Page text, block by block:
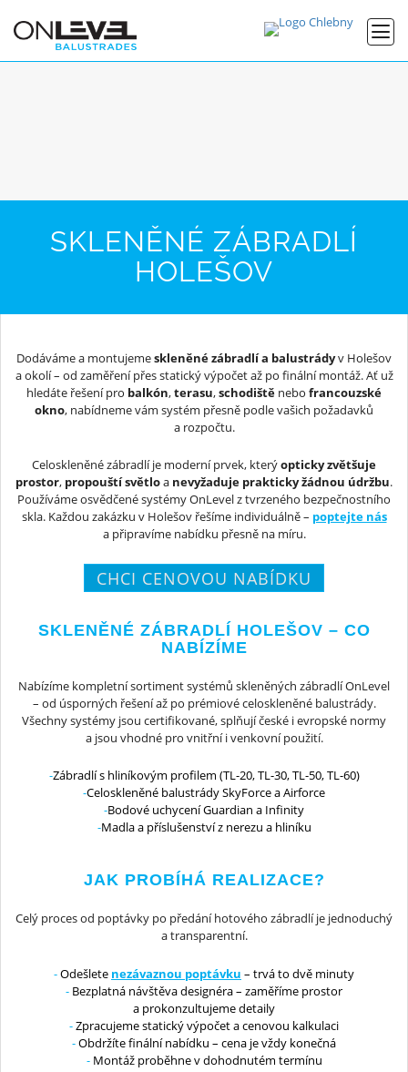
SKLENĚNÉ ZÁBRADLÍ
HOLEŠOV
Dodáváme a montujemeskleněné zábradlí a balustrádyv Holešov
a okolí – od zaměření přes statický výpočet až po finální montáž. Ať už
hledáte řešení pro balkón,terasu,schodiště nebo francouzské
okno, nabídneme vám systém přesně podle vašich požadavků
a rozpočtu.
Celoskleněné zábradlí je moderní prvek, kterýopticky zvětšuje
prostor, propouští světloa nevyžaduje prakticky žádnou údržbu.
Používáme osvědčené systémy OnLevel z tvrzeného bezpečnostního
skla. Každou zakázku v Holešov řešíme individuálně – poptejte nás
a připravíme nabídku přesně na míru.
CHCI CENOVOU NABÍDKU
SKLENĚNÉ ZÁBRADLÍ HOLEŠOV – CO
NABÍZÍME
Nabízíme kompletní sortiment systémů skleněných zábradlí OnLevel
– od úsporných řešení až po prémiové celoskleněné balustrády.
Všechny systémy jsou certifikované, splňují české i evropské normy
a jsou vhodné pro vnitřní i venkovní použití.
Zábradlí s hliníkovým profilem (TL-20, TL-30, TL-50, TL-60)
Celoskleněné balustrády SkyForce a Airforce
Bodové uchycení Guardian a Infinity
Madla a příslušenství z nerezu a hliníku
JAK PROBÍHÁ REALIZACE?
Celý proces od poptávky po předání hotového zábradlí je jednoduchý
a transparentní.
Odešlete nezávaznou poptávku – trvá to dvě minuty
Bezplatná návštěva designéra – zaměříme prostor
a prokonzultujeme detaily
Zpracujeme statický výpočet a cenovou kalkulaci
Obdržíte finální nabídku – cena je vždy konečná
Montáž proběhne v dohodnutém termínu